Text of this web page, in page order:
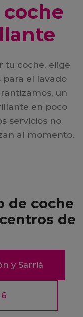
tu coche, elige
para el lavado
un
en poco
servicios no
al momento.
de coche
de
y Sarrià